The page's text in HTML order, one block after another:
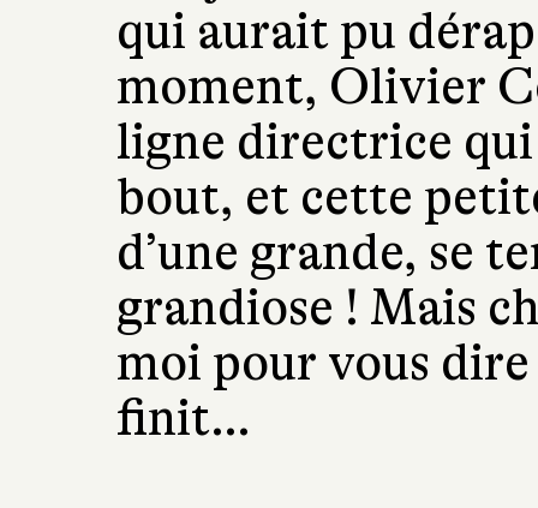
qui aurait pu
moment, Olivier
ligne directrice
bout, et cette
d’une grande, se
grandiose ! Mais
moi pour vous
finit…